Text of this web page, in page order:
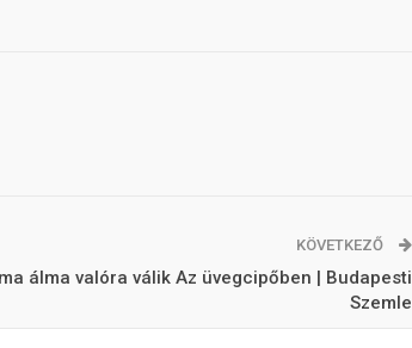
KÖVETKEZŐ
álma valóra válik Az üvegcipőben | Budapesti
Szemle